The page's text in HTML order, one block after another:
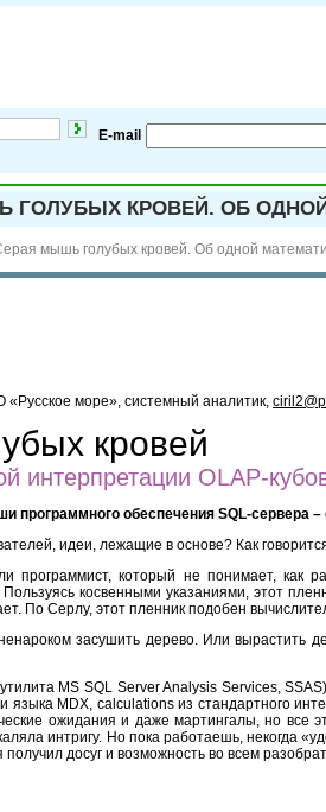
E-mail
КРОВЕЙ. ОБ ОДНОЙ
мышь голубых кровей. Об одной
«Русское море», системный аналитик,
кровей
интерпретации OLAP-
программного обеспечения SQL-сервера
идеи, лежащие в основе? Как
программист, который не понимает, как
косвенными указаниями, этот
По Серлу, этот пленник подобен
засушить дерево. Или вырастить
MS SQL Server Analysis Services,
языка MDX, calculations из стандартного
ожидания и даже мартингалы, но все
интригу. Но пока работаешь, некогда
досуг и возможность во всем